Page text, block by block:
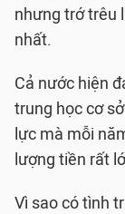
nhưng trớ trêu
nhất.
Cả nước hiện
trung học cơ
lực mà mỗi
lượng tiền rất
Vì sao có tình